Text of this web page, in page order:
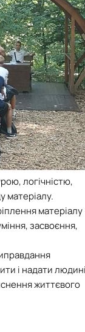
логічністю,
матеріалу.
матеріалу
засвоєння,
і надати
життєвого